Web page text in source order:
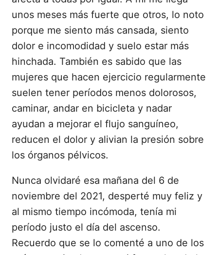
unos meses más fuerte que otros, lo noto
porque me siento más cansada, siento
dolor e incomodidad y suelo estar más
hinchada. También es sabido que las
mujeres que hacen ejercicio regularmente
suelen tener períodos menos dolorosos,
caminar, andar en bicicleta y nadar
ayudan a mejorar el flujo sanguíneo,
reducen el dolor y alivian la presión sobre
los órganos pélvicos.
Nunca olvidaré esa mañana del 6 de
noviembre del 2021, desperté muy feliz y
al mismo tiempo incómoda, tenía mi
período justo el día del ascenso.
Recuerdo que se lo comenté a uno de los